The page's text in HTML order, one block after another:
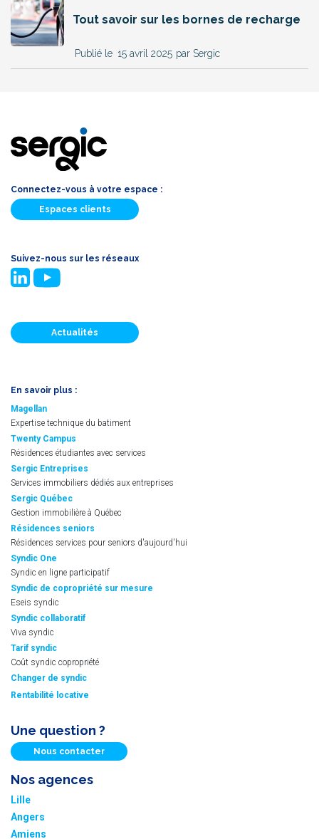
Tout savoir sur les bornes de recharge
par Sergic
15 avril 2025
Connectez-vous à votre espace :
Espaces clients
Suivez-nous sur les réseaux
Actualités
En savoir plus :
Magellan
Expertise technique du batiment
Twenty Campus
Résidences étudiantes avec services
Sergic Entreprises
Services immobiliers dédiés aux entreprises
Sergic Québec
Gestion immobilière à Québec
Résidences seniors
Résidences services pour seniors d'aujourd'hui
Syndic One
Syndic en ligne participatif
Syndic de copropriété sur mesure
Eseis syndic
Syndic collaboratif
Viva syndic
Tarif syndic
Coût syndic copropriété
Changer de syndic
Rentabilité locative
Une question ?
Nous contacter
Nos agences
Lille
Angers
Amiens